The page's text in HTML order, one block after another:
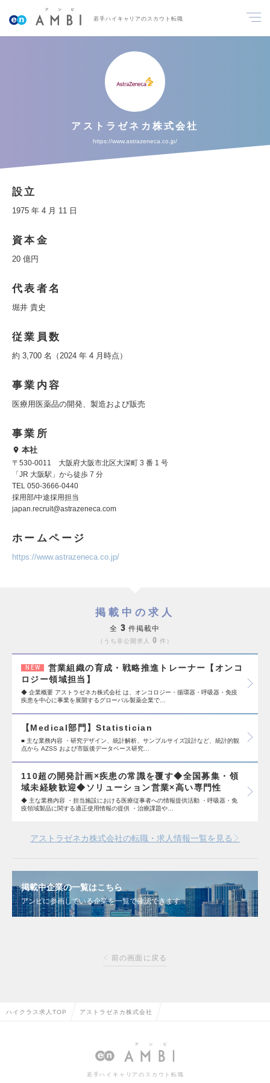
若手ハイキャリアのスカウト転職
アストラゼネカ株式会社
https://www.astrazeneca.co.jp/
設立
1975 年 4 月 11 日
資本金
20 億円
代表者名
堀井 貴史
従業員数
約 3,700 名（2024 年 4 月時点）
事業内容
医療用医薬品の開発、製造および販売
事業所
本社
〒530-0011 大阪府大阪市北区大深町 3 番 1 号
「JR 大阪駅」から徒歩 7 分
TEL 050-3666-0440
採用部/中途採用担当
japan.recruit@astrazeneca.com
ホームページ
https://www.astrazeneca.co.jp/
掲載中の求人
全 3 件掲載中
うち非公開求人 0 件
NEW
営業組織の育成・戦略推進トレーナー【オンコ
ロジー領域担当】
◆ 企業概要 アストラゼネカ株式会社 は、オンコロジー・循環器・呼吸器・免疫
疾患を中心に事業を展開するグローバル製薬企業で…
【Medical部門】Statistician
■ 主な業務内容 ・研究デザイン、統計解析、サンプルサイズ設計など、統計的観
点から AZSS および市販後データベース研究…
110超の開発計画×疾患の常識を覆す◆全国募集・領
域未経験歓迎◆ソリューション営業×高い専門性
◆ 主な業務内容 ・担当施設における医療従事者への情報提供活動 ・呼吸器・免
疫領域製品に関する適正使用情報の提供 ・治療課題や…
アストラゼネカ株式会社の転職・求人情報一覧を見る
掲載中企業の一覧はこちら
アンビに参画している企業を一覧で確認できます
前の画面に戻る
ハイクラス求人TOP アストラゼネカ株式会社
若手ハイキャリアのスカウト転職